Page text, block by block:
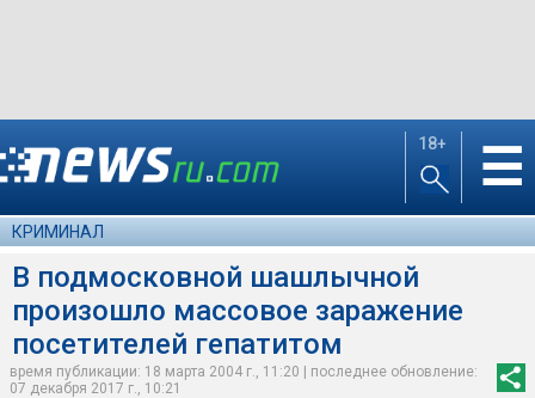
18+ ☰
КРИМИНАЛ
В подмосковной шашлычной
произошло массовое заражение
посетителей гепатитом
время публикации: 18 марта 2004 г., 11:20 | последнее обновление:
07 декабря 2017 г., 10:21